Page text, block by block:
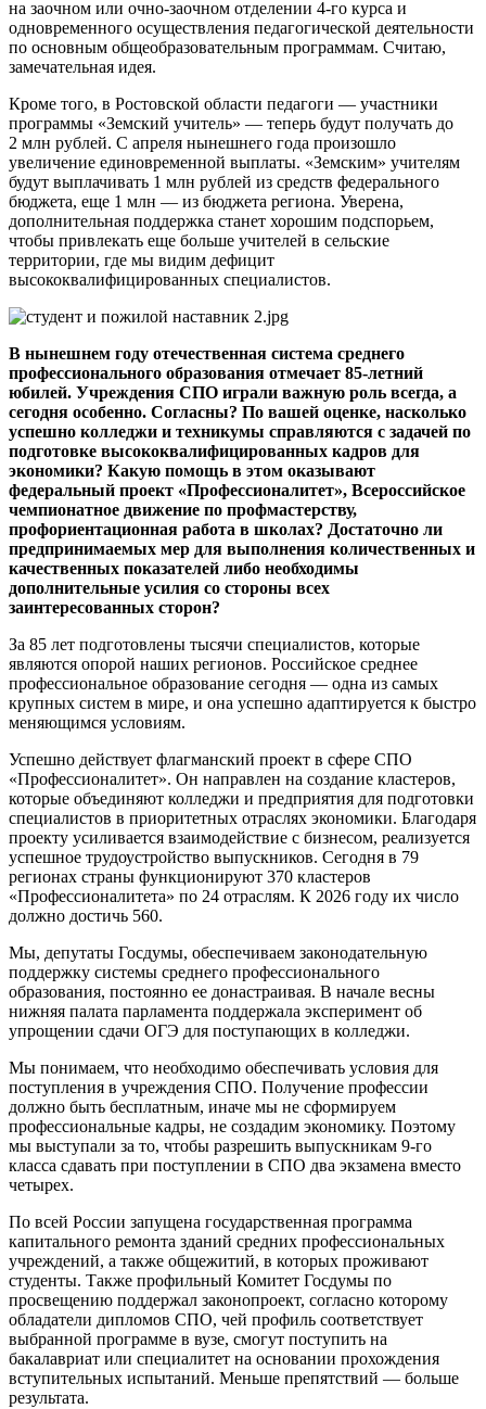
на заочном или очно-заочном отделении 4-го курса и
одновременного осуществления педагогической деятельности
по основным общеобразовательным программам. Считаю,
замечательная идея.
Кроме того, в Ростовской области педагоги — участники
программы «Земский учитель» — теперь будут получать до
2 млн рублей. С апреля нынешнего года произошло
увеличение единовременной выплаты. «Земским» учителям
будут выплачивать 1 млн рублей из средств федерального
бюджета, еще 1 млн — из бюджета региона. Уверена,
дополнительная поддержка станет хорошим подспорьем,
чтобы привлекать еще больше учителей в сельские
территории, где мы видим дефицит
высококвалифицированных специалистов.
В нынешнем году отечественная система среднего
профессионального образования отмечает 85-летний
юбилей. Учреждения СПО играли важную роль всегда, а
сегодня особенно. Согласны? По вашей оценке, насколько
успешно колледжи и техникумы справляются с задачей по
подготовке высококвалифицированных кадров для
экономики? Какую помощь в этом оказывают
федеральный проект «Профессионалитет», Всероссийское
чемпионатное движение по профмастерству,
профориентационная работа в школах? Достаточно ли
предпринимаемых мер для выполнения количественных и
качественных показателей либо необходимы
дополнительные усилия со стороны всех
заинтересованных сторон?
За 85 лет подготовлены тысячи специалистов, которые
являются опорой наших регионов. Российское среднее
профессиональное образование сегодня — одна из самых
крупных систем в мире, и она успешно адаптируется к быстро
меняющимся условиям.
Успешно действует флагманский проект в сфере СПО
«Профессионалитет». Он направлен на создание кластеров,
которые объединяют колледжи и предприятия для подготовки
специалистов в приоритетных отраслях экономики. Благодаря
проекту усиливается взаимодействие с бизнесом, реализуется
успешное трудоустройство выпускников. Сегодня в 79
регионах страны функционируют 370 кластеров
«Профессионалитета» по 24 отраслям. К 2026 году их число
должно достичь 560.
Мы, депутаты Госдумы, обеспечиваем законодательную
поддержку системы среднего профессионального
образования, постоянно ее донастраивая. В начале весны
нижняя палата парламента поддержала эксперимент об
упрощении сдачи ОГЭ для поступающих в колледжи.
Мы понимаем, что необходимо обеспечивать условия для
поступления в учреждения СПО. Получение профессии
должно быть бесплатным, иначе мы не сформируем
профессиональные кадры, не создадим экономику. Поэтому
мы выступали за то, чтобы разрешить выпускникам 9-го
класса сдавать при поступлении в СПО два экзамена вместо
четырех.
По всей России запущена государственная программа
капитального ремонта зданий средних профессиональных
учреждений, а также общежитий, в которых проживают
студенты. Также профильный Комитет Госдумы по
просвещению поддержал законопроект, согласно которому
обладатели дипломов СПО, чей профиль соответствует
выбранной программе в вузе, смогут поступить на
бакалавриат или специалитет на основании прохождения
вступительных испытаний. Меньше препятствий — больше
результата.